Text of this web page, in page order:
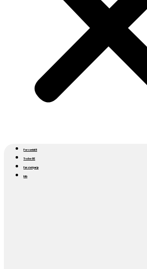
Personbil B
Trailer BE
Førstehjælp
Info